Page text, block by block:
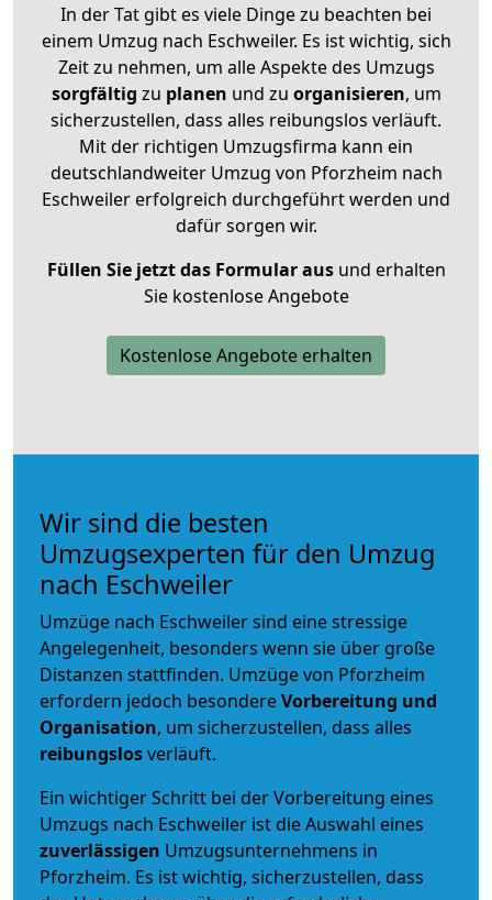
In der Tat gibt es viele Dinge zu beachten bei
einem Umzug nach Eschweiler. Es ist wichtig, sich
Zeit zu nehmen, um alle Aspekte des Umzugs
sorgfältig zu planen und zu organisieren, um
sicherzustellen, dass alles reibungslos verläuft.
Mit der richtigen Umzugsfirma kann ein
deutschlandweiter Umzug von Pforzheim nach
Eschweiler erfolgreich durchgeführt werden und
dafür sorgen wir.
Füllen Sie jetzt das Formular ausund erhalten
Sie kostenlose Angebote
Kostenlose Angebote erhalten
Wir sind die besten
Umzugsexperten für den Umzug
nach Eschweiler
Umzüge nach Eschweiler sind eine stressige
Angelegenheit, besonders wenn sie über große
Distanzen stattfinden. Umzüge von Pforzheim
erfordern jedoch besondereVorbereitung und
Organisation, um sicherzustellen, dass alles
reibungslosverläuft.
Ein wichtiger Schritt bei der Vorbereitung eines
Umzugs nach Eschweiler ist die Auswahl eines
zuverlässigen Umzugsunternehmens in
Pforzheim. Es ist wichtig, sicherzustellen, dass